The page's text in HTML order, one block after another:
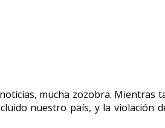
mucha zozobra. Mientras
nuestro país, y la violación